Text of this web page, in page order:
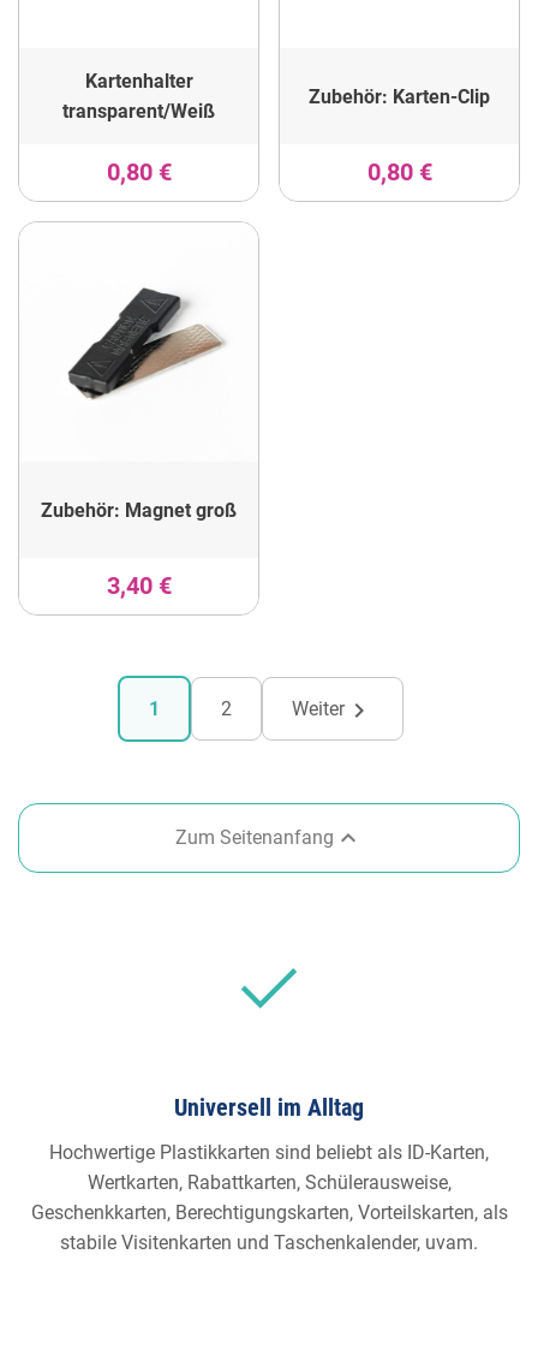
Kartenhalter
transparent/Weiß
0,80 €
Zubehör: Karten-Clip
0,80 €
Zubehör: Magnet groß
3,40 €
1 2 Weiter
Zum Seitenanfang 
Universell im Alltag
Hochwertige Plastikkarten sind beliebt als ID-Karten,
Wertkarten, Rabattkarten, Schülerausweise,
Geschenkkarten, Berechtigungskarten, Vorteilskarten, als
stabile Visitenkarten und Taschenkalender, uvam.